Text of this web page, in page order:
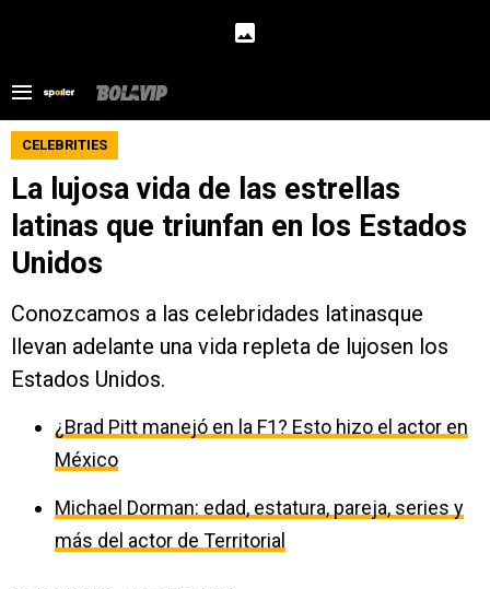
CELEBRITIES
La lujosa vida de las estrellas
latinas que triunfan en los Estados
Unidos
Conozcamos a las celebridades latinasque
llevan adelante una vida repleta de lujosen los
Estados Unidos.
¿Brad Pitt manejó en la F1? Esto hizo el actor en
México
Michael Dorman: edad, estatura, pareja, series y
más del actor de Territorial